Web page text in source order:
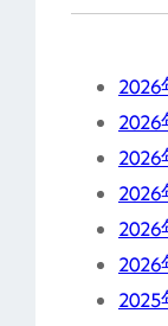
2026
2026
2026
2026
2026
2026
2025